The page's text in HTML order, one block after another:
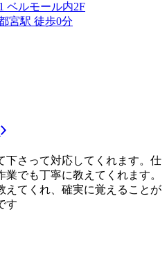
ベルモール内2F
宮駅 徒歩0分
下さって対応してくれます。仕
でも丁寧に教えてくれます。
えてくれ、確実に覚えることが
す